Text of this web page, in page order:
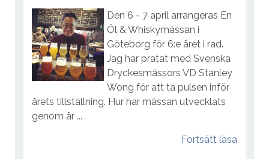
Den 6 - 7 april arrangeras En
Öl & Whiskymässan i
Göteborg för 6:e året i rad.
Jag har pratat med Svenska
Dryckesmässors VD Stanley
Wong för att ta pulsen inför
årets tillställning. Hur har mässan utvecklats
genom år ...
Fortsätt läsa